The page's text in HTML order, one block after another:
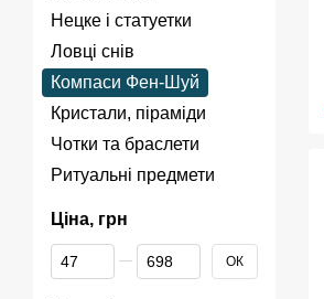
Нецке і статуетки
Ловці снів
Компаси Фен-Шуй
Кристали, піраміди
Чотки та браслети
Ритуальні предмети
Ціна, грн
Від Ціна, грн
До Ціна, грн ОК